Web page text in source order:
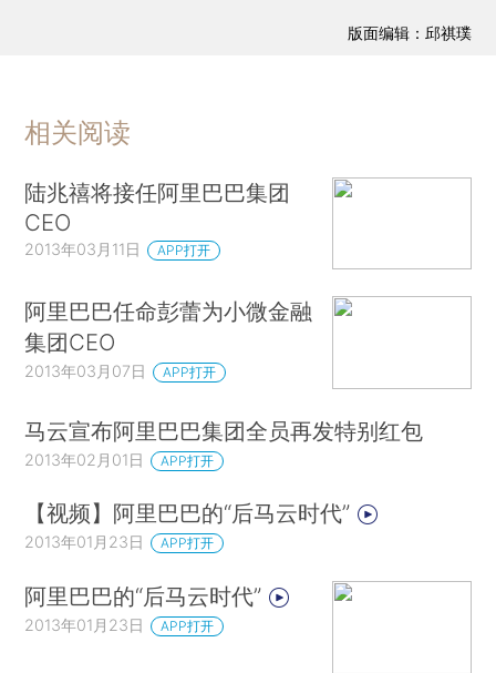
版面编辑：邱祺璞
相关阅读
陆兆禧将接任阿里巴巴集团
CEO
2013年03月11日 APP打开
阿里巴巴任命彭蕾为小微金融
集团CEO
2013年03月07日 APP打开
马云宣布阿里巴巴集团全员再发特别红包
2013年02月01日 APP打开
【视频】阿里巴巴的“后马云时代”
2013年01月23日 APP打开
阿里巴巴的“后马云时代”
2013年01月23日 APP打开